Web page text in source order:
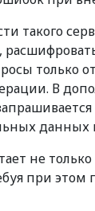
такого
только
В
данных
не
при этом